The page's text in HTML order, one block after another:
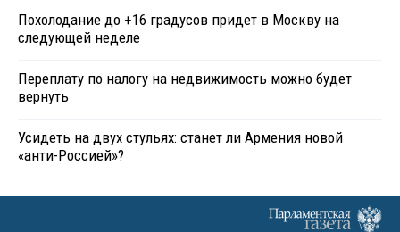
Похолодание до +16 градусов придет в Москву на
следующей неделе
Переплату по налогу на недвижимость можно будет
вернуть
Усидеть на двух стульях: станет ли Армения новой
«анти-Россией»?